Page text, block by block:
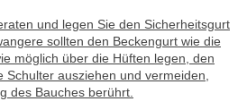
und legen Sie den Sicherheitsgurt
sollten den Beckengurt wie die
möglich über die Hüften legen, den
ausziehen und vermeiden,
des Bauches berührt.